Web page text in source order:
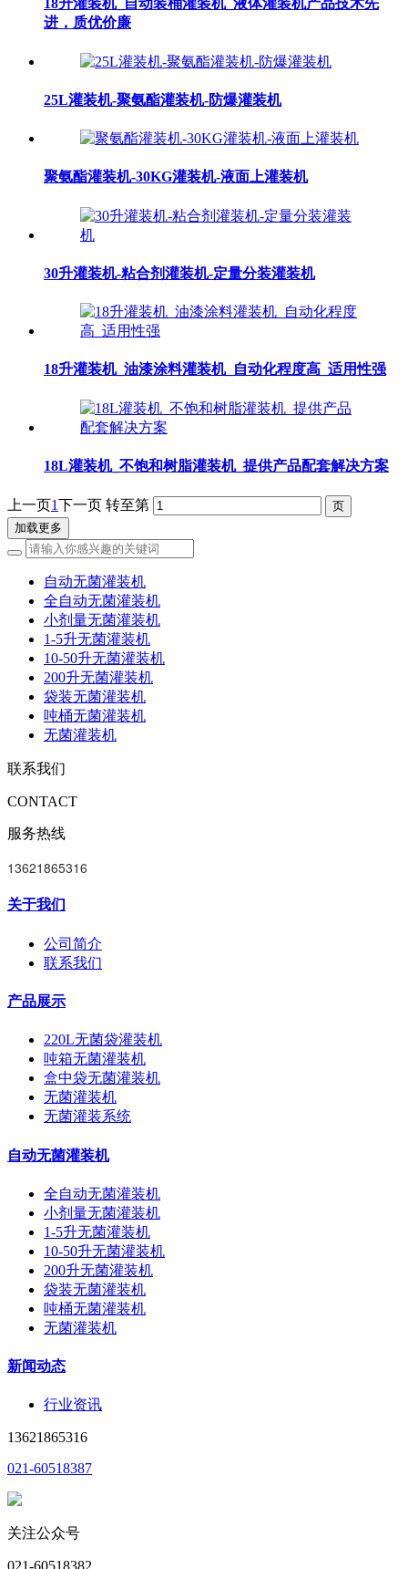
18升灌装机_自动装桶灌装机_液体灌装机产品技术先
进，质优价廉
25L灌装机-聚氨酯灌装机-防爆灌装机
聚氨酯灌装机-30KG灌装机-液面上灌装机
30升灌装机-粘合剂灌装机-定量分装灌装机
18升灌装机_油漆涂料灌装机_自动化程度高_适用性强
18L灌装机_不饱和树脂灌装机_提供产品配套解决方案
上一页1下一页 转至第
加载更多
自动无菌灌装机
全自动无菌灌装机
小剂量无菌灌装机
1-5升无菌灌装机
10-50升无菌灌装机
200升无菌灌装机
袋装无菌灌装机
吨桶无菌灌装机
无菌灌装机
联系我们
CONTACT
服务热线
13621865316
关于我们
公司简介
联系我们
产品展示
220L无菌袋灌装机
吨箱无菌灌装机
盒中袋无菌灌装机
无菌灌装机
无菌灌装系统
自动无菌灌装机
全自动无菌灌装机
小剂量无菌灌装机
1-5升无菌灌装机
10-50升无菌灌装机
200升无菌灌装机
袋装无菌灌装机
吨桶无菌灌装机
无菌灌装机
新闻动态
行业资讯
13621865316
021-60518387
关注公众号